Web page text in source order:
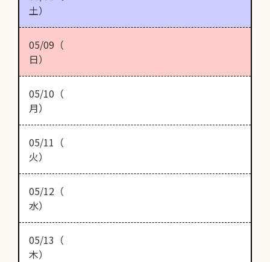
土）
05/09（
日）
05/10（
月）
05/11（
火）
05/12（
水）
05/13（
木）